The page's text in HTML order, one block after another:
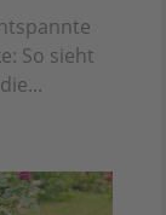
So sieht